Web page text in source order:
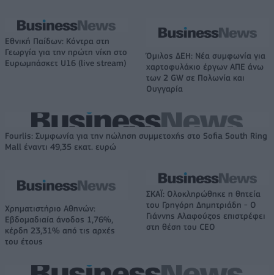
Εθνική Παίδων: Κόντρα στη
Γεωργία για την πρώτη νίκη στο
Ευρωμπάσκετ U16 (live stream)
Όμιλος ΔΕΗ: Νέα συμφωνία για
χαρτοφυλάκιο έργων ΑΠΕ άνω
των 2 GW σε Πολωνία και
Ουγγαρία
Fourlis: Συμφωνία για την πώληση συμμετοχής στο Sofia South Ring
Mall έναντι 49,35 εκατ. ευρώ
Χρηματιστήριο Αθηνών:
Εβδομαδιαία άνοδος 1,76%,
κέρδη 23,31% από τις αρχές
του έτους
ΣΚΑΪ: Ολοκληρώθηκε η θητεία
του Γρηγόρη Δημητριάδη - Ο
Γιάννης Αλαφούζος επιστρέφει
στη θέση του CEO